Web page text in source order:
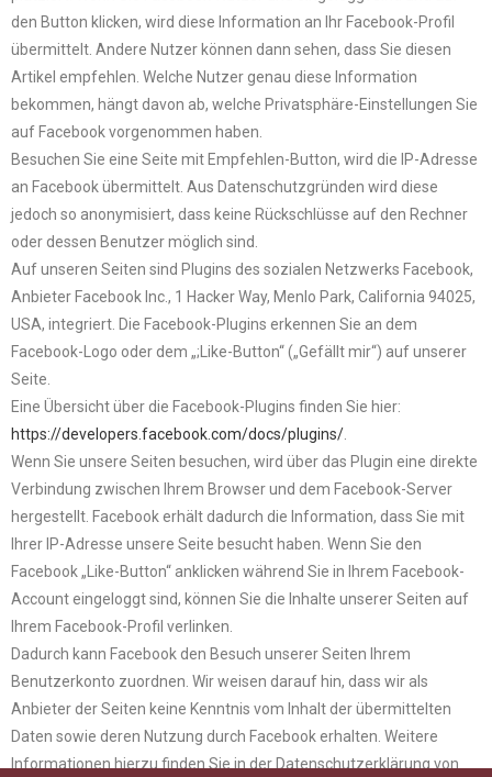
den Button klicken, wird diese Information an Ihr Facebook-Profil
übermittelt. Andere Nutzer können dann sehen, dass Sie diesen
Artikel empfehlen. Welche Nutzer genau diese Information
bekommen, hängt davon ab, welche Privatsphäre-Einstellungen Sie
auf Facebook vorgenommen haben.
Besuchen Sie eine Seite mit Empfehlen-Button, wird die IP-Adresse
an Facebook übermittelt. Aus Datenschutzgründen wird diese
jedoch so anonymisiert, dass keine Rückschlüsse auf den Rechner
oder dessen Benutzer möglich sind.
Auf unseren Seiten sind Plugins des sozialen Netzwerks Facebook,
Anbieter Facebook Inc., 1 Hacker Way, Menlo Park, California 94025,
USA, integriert. Die Facebook-Plugins erkennen Sie an dem
Facebook-Logo oder dem „;Like-Button“ („Gefällt mir“) auf unserer
Seite.
Eine Übersicht über die Facebook-Plugins finden Sie hier:
https://developers.facebook.com/docs/plugins/
Wenn Sie unsere Seiten besuchen, wird über das Plugin eine direkte
Verbindung zwischen Ihrem Browser und dem Facebook-Server
hergestellt. Facebook erhält dadurch die Information, dass Sie mit
Ihrer IP-Adresse unsere Seite besucht haben. Wenn Sie den
Facebook „Like-Button“ anklicken während Sie in Ihrem Facebook-
Account eingeloggt sind, können Sie die Inhalte unserer Seiten auf
Ihrem Facebook-Profil verlinken.
Dadurch kann Facebook den Besuch unserer Seiten Ihrem
Benutzerkonto zuordnen. Wir weisen darauf hin, dass wir als
Anbieter der Seiten keine Kenntnis vom Inhalt der übermittelten
Daten sowie deren Nutzung durch Facebook erhalten. Weitere
Informationen hierzu finden Sie in der Datenschutzerklärung von